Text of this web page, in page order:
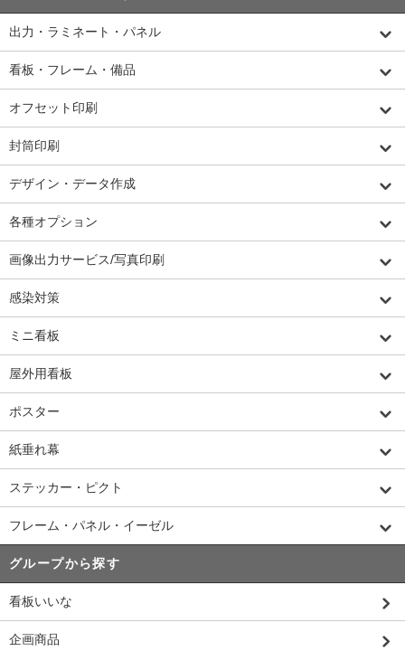
出力・ラミネート・パネル
看板・フレーム・備品
オフセット印刷
封筒印刷
デザイン・データ作成
各種オプション
画像出力サービス/写真印刷
感染対策
ミニ看板
屋外用看板
ポスター
紙垂れ幕
ステッカー・ピクト
フレーム・パネル・イーゼル
グループから探す
看板いいな
企画商品